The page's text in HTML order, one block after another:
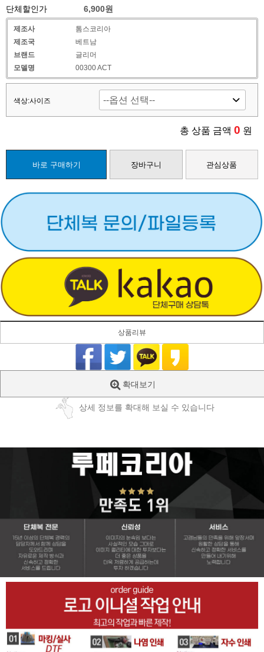
단체할인가
6,900원
제조사
톰스코리아
제조국
베트남
브랜드
글리머
모델명
00300 ACT
색상:사이즈
총 상품 금액 0 원
바로 구매하기 장바구니 관심상품
상품리뷰
확대보기
상세 정보를 확대해 보실 수 있습니다